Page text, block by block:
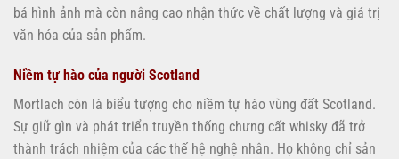
bá hình ảnh mà còn nâng cao nhận thức về chất lượng và giá trị
văn hóa của sản phẩm.
Niềm tự hào của người Scotland
Mortlach còn là biểu tượng cho niềm tự hào vùng đất Scotland.
Sự giữ gìn và phát triển truyền thống chưng cất whisky đã trở
thành trách nhiệm của các thế hệ nghệ nhân. Họ không chỉ sản